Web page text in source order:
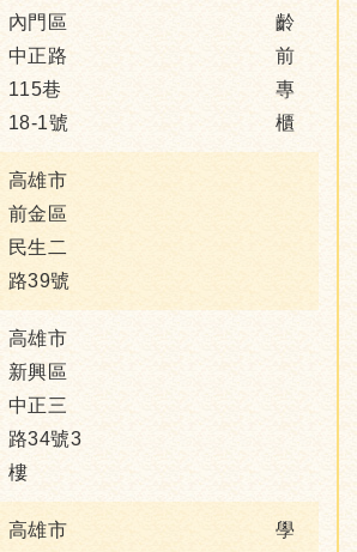
內門區
中正路
115巷
18-1號
齡
前
專
櫃
高雄市
前金區
民生二
路39號
高雄市
新興區
中正三
路34號3
樓
高雄市
學